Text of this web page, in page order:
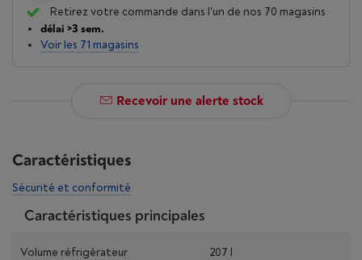
Retirez votre commande dans l'un de nos 70 magasins
délai >3 sem.
Voir les 71 magasins
Recevoir une alerte stock
Caractéristiques
Sécurité et conformité
Caractéristiques principales
Volume réfrigérateur 207 l